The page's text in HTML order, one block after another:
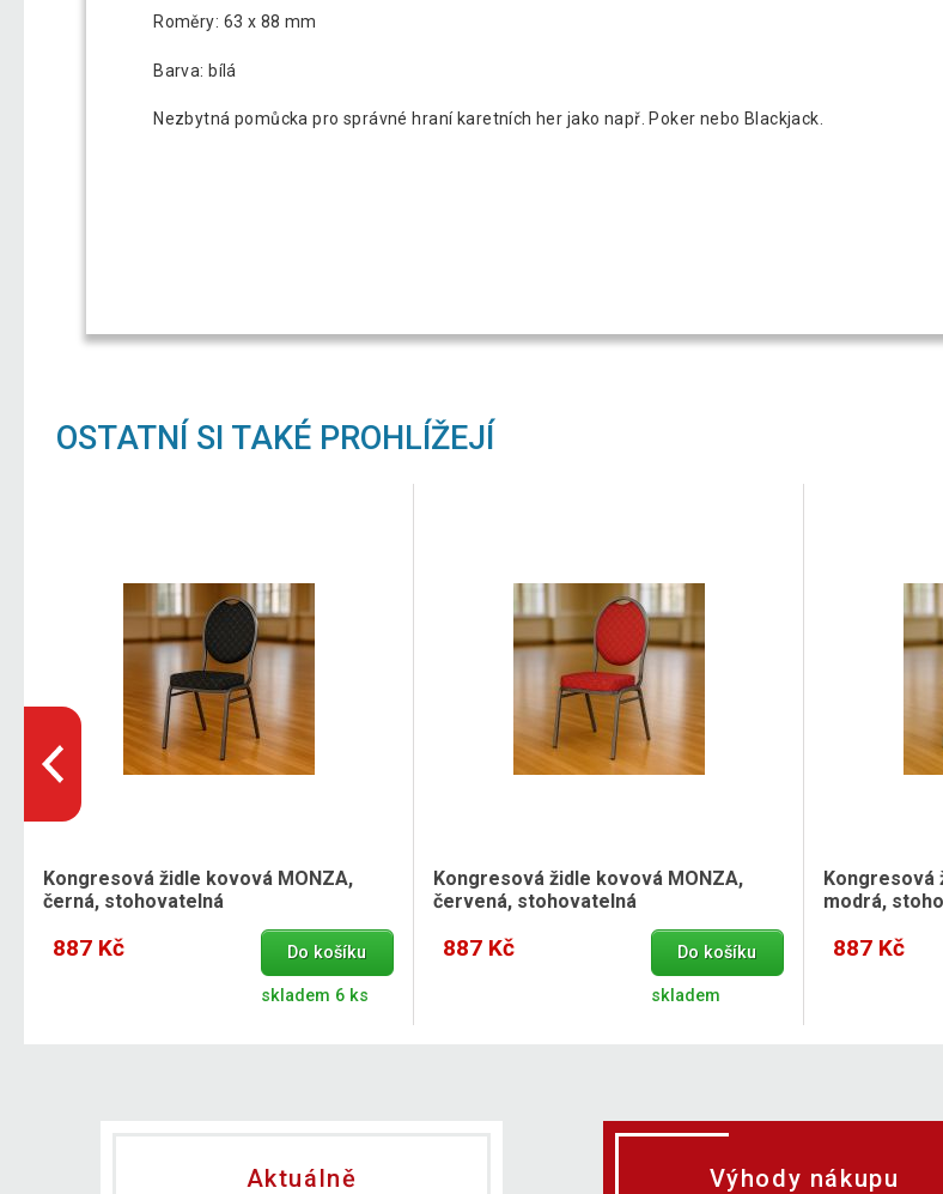
Roměry: 63 x 88 mm
Barva: bílá
Nezbytná pomůcka pro správné hraní karetních her jako např. Poker nebo Blackjack.
OSTATNÍ SI TAKÉ PROHLÍŽEJÍ
Kongresová židle kovová MONZA,
černá, stohovatelná
887 Kč Do košíku
skladem 6 ks
Kongresová židle kovová MONZA,
červená, stohovatelná
887 Kč Do košíku
skladem
Kongresová
modrá,
887 Kč
Aktuálně Výhody nákupu